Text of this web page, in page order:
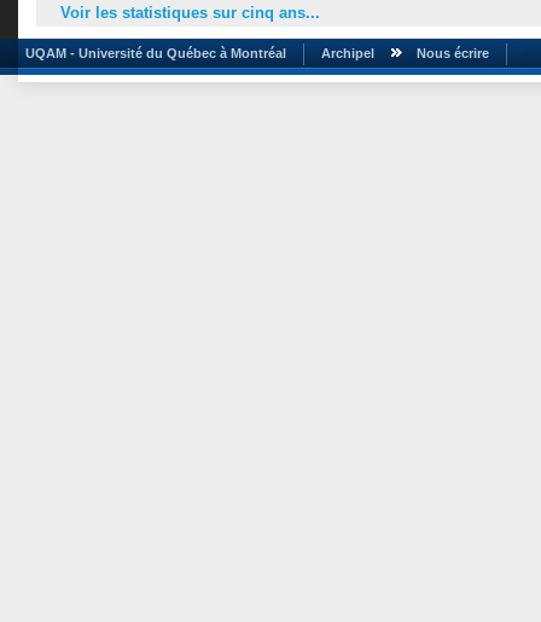
Voir les statistiques sur cinq ans...
UQAM - Université du Québec à Montréal Archipel Nous écrire